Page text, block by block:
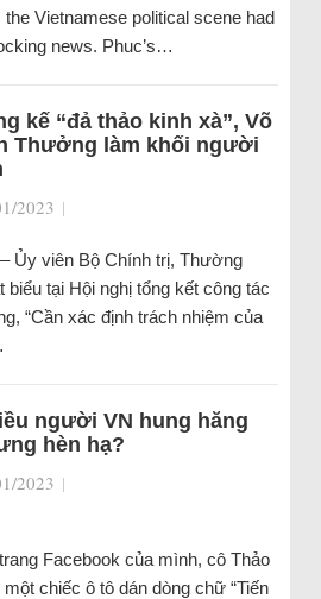
the Vietnamese political scene had
news. Phuc’s…
kế “đả thảo kinh xà”, Võ
Thưởng làm khối người
2023 |
Ủy viên Bộ Chính trị, Thường
tại Hội nghị tổng kết công tác
“Cần xác định trách nhiệm của
người VN hung hăng
hèn hạ?
2023 |
Facebook của mình, cô Thảo
chiếc ô tô dán dòng chữ “Tiến